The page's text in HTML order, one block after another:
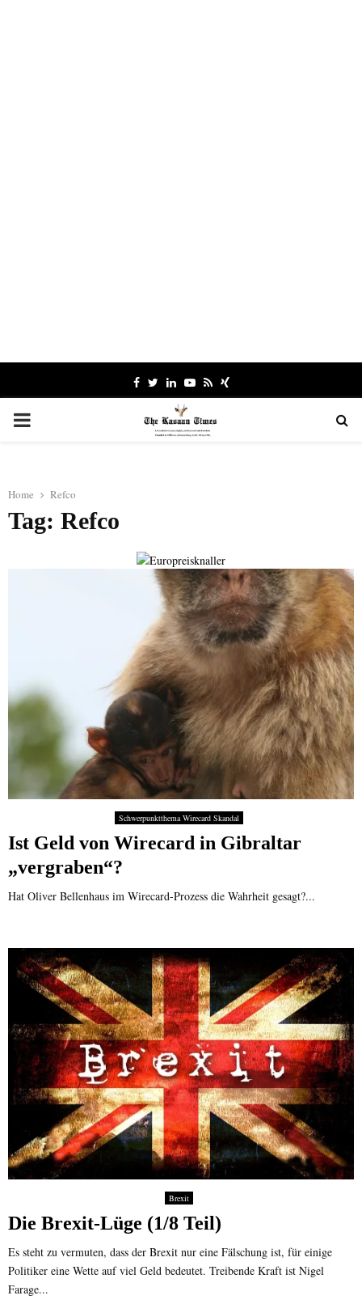
Facebook
TwitterLinkedinYoutube
RssXing
PRIMARY
Home Refco
Tag: Refco
Schwerpunktthema Wirecard Skandal
Ist Geld von Wirecard in Gibraltar
„vergraben“?
Hat Oliver Bellenhaus im Wirecard-Prozess die Wahrheit gesagt?...
Brexit
Die Brexit-Lüge (1/8 Teil)
Es steht zu vermuten, dass der Brexit nur eine Fälschung ist, für einige
Politiker eine Wette auf viel Geld bedeutet. Treibende Kraft ist Nigel
Farage...